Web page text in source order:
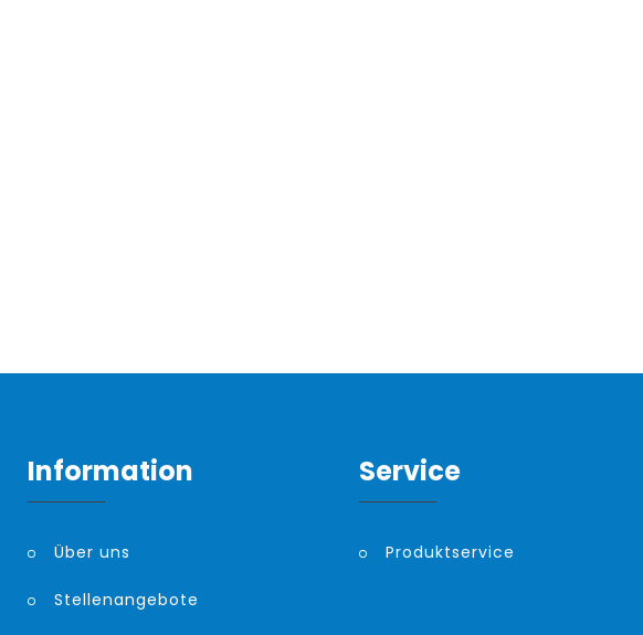
Information
Über uns
Stellenangebote
Service
Produktservice